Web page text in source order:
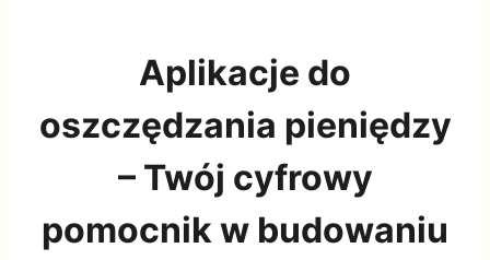
Aplikacje do
oszczędzania pieniędzy
– Twój cyfrowy
pomocnik w budowaniu